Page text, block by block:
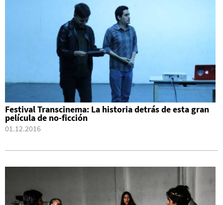
Festival Transcinema: La historia detrás de esta gran
película de no-ficción
01.12.2016